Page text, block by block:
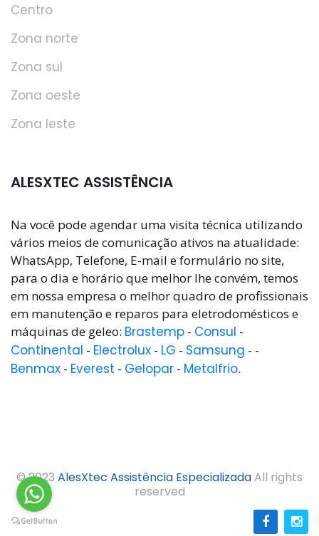
Centro
Zona norte
Zona sul
Zona oeste
Zona leste
ALESXTEC ASSISTÊNCIA
Na você pode agendar uma visita técnica utilizando
vários meios de comunicação ativos na atualidade:
WhatsApp, Telefone, E-mail e formulário no site,
para o dia e horário que melhor lhe convém, temos
em nossa empresa o melhor quadro de profissionais
em manutenção e reparos para eletrodomésticos e
máquinas de geleo: Brastemp - Consul -
Continental - Electrolux - LG - Samsung - -
Benmax - Everest - Gelopar - Metalfrio.
© 2023 AlesXtec Assistência EspecializadaAll rights
reserved